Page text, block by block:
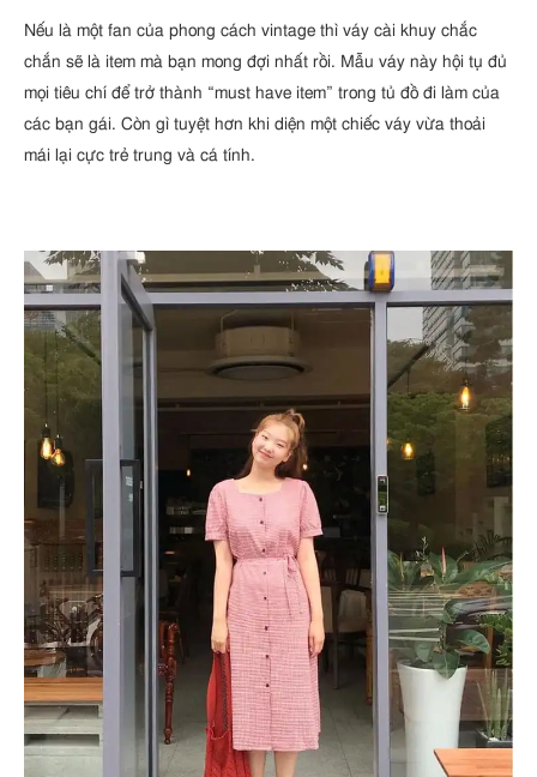
Nếu là một fan của phong cách vintage thì váy cài khuy chắc
chắn sẽ là item mà bạn mong đợi nhất rồi. Mẫu váy này hội tụ đủ
mọi tiêu chí để trở thành “must have item” trong tủ đồ đi làm của
các bạn gái. Còn gì tuyệt hơn khi diện một chiếc váy vừa thoải
mái lại cực trẻ trung và cá tính.